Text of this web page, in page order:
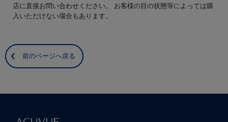
店に直接お問い合わせください。 お客様の目の状態等によっては購
入いただけない場合もあります。
前のページへ戻る